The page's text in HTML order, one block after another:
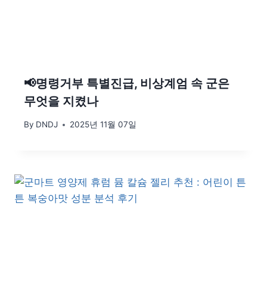
📢명령거부 특별진급, 비상계엄 속 군은
무엇을 지켰나
By DNDJ 2025년 11월 07일